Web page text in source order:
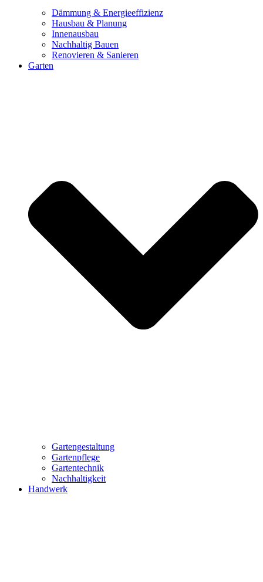
Dämmung & Energieeffizienz
Hausbau & Planung
Innenausbau
Nachhaltig Bauen
Renovieren & Sanieren
Garten
Gartengestaltung
Gartenpflege
Gartentechnik
Nachhaltigkeit
Handwerk